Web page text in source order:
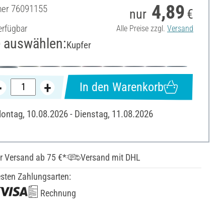
76091155 nur 4,89 €
Alle Preise zzgl. Versand
Kupfer
In den Warenkorb
10.08.2026 - Dienstag, 11.08.2026
Versand ab 75 €*
Versand mit DHL
Zahlungsarten:
Rechnung